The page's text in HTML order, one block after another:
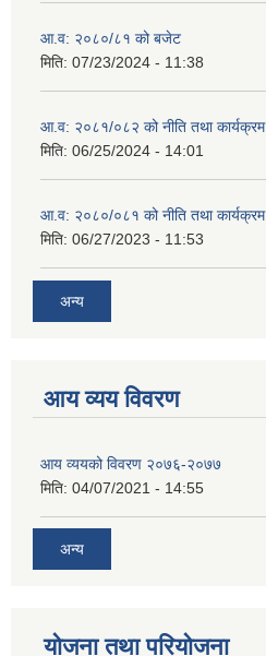
आ.व: २०८०/८१ को बजेट
मिति: 07/23/2024 - 11:38
आ.व: २०८१/०८२ को नीति तथा कार्यक्रम
मिति: 06/25/2024 - 14:01
आ.व: २०८०/०८१ को नीति तथा कार्यक्रम
मिति: 06/27/2023 - 11:53
अन्य
आय व्यय विवरण
आय व्ययको विवरण २०७६-२०७७
मिति: 04/07/2021 - 14:55
अन्य
योजना तथा परियोजना